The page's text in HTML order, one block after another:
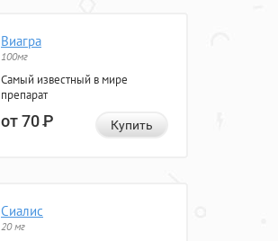
Виагра
100мг
Самый известный в мире
препарат
от 70Р Купить
Сиалис
20 мг